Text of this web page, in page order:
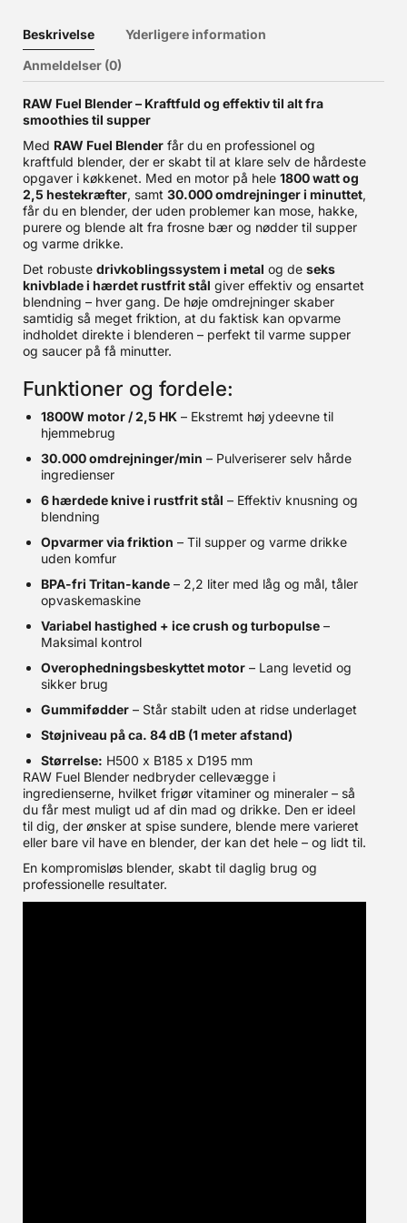
Beskrivelse
Yderligere information
Anmeldelser (0)
RAW Fuel Blender – Kraftfuld og effektiv til alt fra
smoothies til supper
Med RAW Fuel Blender får du en professionel og
kraftfuld blender, der er skabt til at klare selv de hårdeste
opgaver i køkkenet. Med en motor på hele 1800 watt og
2,5 hestekræfter, samt 30.000 omdrejninger i minuttet,
får du en blender, der uden problemer kan mose, hakke,
purere og blende alt fra frosne bær og nødder til supper
og varme drikke.
Det robuste drivkoblingssystem i metal og de seks
knivblade i hærdet rustfrit stål giver effektiv og ensartet
blendning – hver gang. De høje omdrejninger skaber
samtidig så meget friktion, at du faktisk kan opvarme
indholdet direkte i blenderen – perfekt til varme supper
og saucer på få minutter.
Funktioner og fordele:
1800W motor / 2,5 HK – Ekstremt høj ydeevne til
hjemmebrug
30.000 omdrejninger/min – Pulveriserer selv hårde
ingredienser
6 hærdede knive i rustfrit stål – Effektiv knusning og
blendning
Opvarmer via friktion – Til supper og varme drikke
uden komfur
BPA-fri Tritan-kande – 2,2 liter med låg og mål, tåler
opvaskemaskine
Variabel hastighed + ice crush og turbopulse –
Maksimal kontrol
Overophedningsbeskyttet motor – Lang levetid og
sikker brug
Gummifødder – Står stabilt uden at ridse underlaget
Støjniveau på ca. 84 dB (1 meter afstand)
Størrelse: H500 x B185 x D195 mm
RAW Fuel Blender nedbryder cellevægge i
ingredienserne, hvilket frigør vitaminer og mineraler – så
du får mest muligt ud af din mad og drikke. Den er ideel
til dig, der ønsker at spise sundere, blende mere varieret
eller bare vil have en blender, der kan det hele – og lidt til.
En kompromisløs blender, skabt til daglig brug og
professionelle resultater.